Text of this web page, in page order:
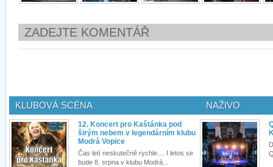
ZADEJTE KOMENTÁŘ
KLUBOVÁ SCÉNA
12. Koncert pro Kaštánka pod
širým nebem v legendárním klubu
Modrá Vopice
Čas letí neskutečně rychle.... I letos se
bude 8. srpna v klubu Modrá...
NAŽIVO